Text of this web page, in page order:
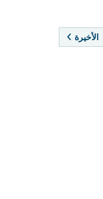
الأخيرة